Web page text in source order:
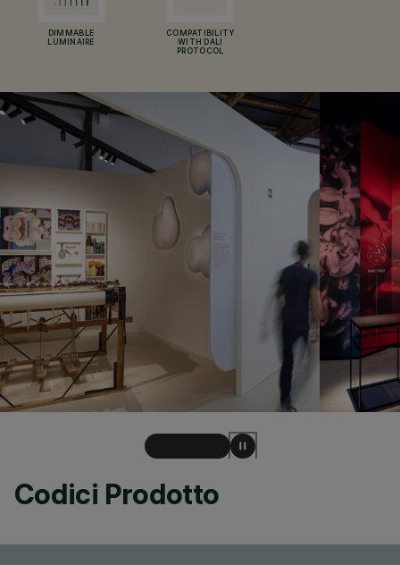
DIMMABLE
LUMINAIRE
COMPATIBILITY
WITH DALI
PROTOCOL
Codici Prodotto